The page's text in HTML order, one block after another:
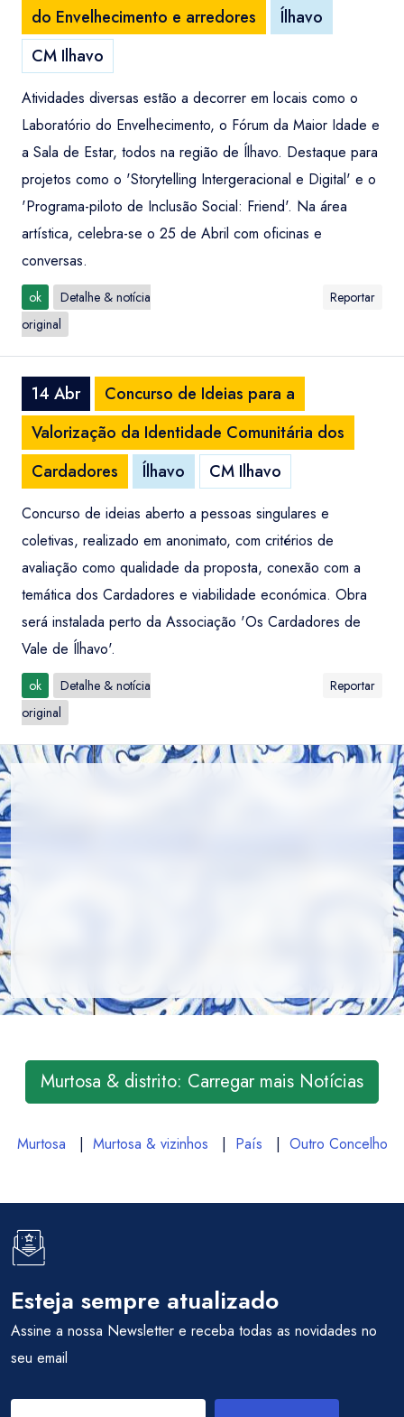
do Envelhecimento e arredores
Ílhavo
CM Ilhavo
Atividades diversas estão a decorrer em locais como o
Laboratório do Envelhecimento, o Fórum da Maior Idade e
a Sala de Estar, todos na região de Ílhavo. Destaque para
projetos como o 'Storytelling Intergeracional e Digital' e o
'Programa-piloto de Inclusão Social: Friend'. Na área
artística, celebra-se o 25 de Abril com oficinas e
conversas.
ok
Detalhe & notícia
original
Reportar
14 Abr
Concurso de Ideias para a
Valorização da Identidade Comunitária dos
Cardadores
Ílhavo CM Ilhavo
Concurso de ideias aberto a pessoas singulares e
coletivas, realizado em anonimato, com critérios de
avaliação como qualidade da proposta, conexão com a
temática dos Cardadores e viabilidade económica. Obra
será instalada perto da Associação 'Os Cardadores de
Vale de Ílhavo'.
ok
Detalhe & notícia
original
Reportar
Murtosa & distrito: Carregar mais Notícias
Murtosa | Murtosa & vizinhos | País | Outro Concelho
Esteja sempre atualizado
Assine a nossa Newsletter e receba todas as novidades no
seu email